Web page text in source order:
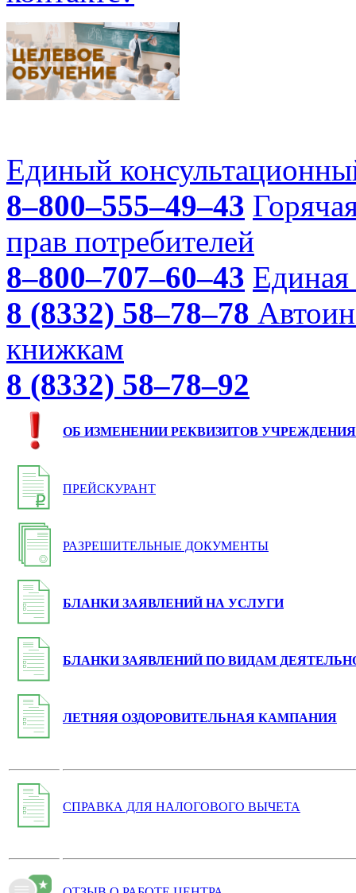
Единый
8–800–555–49–43
прав потребителей
8–800–707–60–43 Единая
8 (8332) 58–78–78
книжкам
8 (8332) 58–78–92
ОБ ИЗМЕНЕНИИ РЕКВИЗИТОВ УЧРЕЖДЕНИЯ
ПРЕЙСКУРАНТ
РАЗРЕШИТЕЛЬНЫЕ ДОКУМЕНТЫ
БЛАНКИ ЗАЯВЛЕНИЙ НА УСЛУГИ
БЛАНКИ ЗАЯВЛЕНИЙ ПО ВИДАМ
ЛЕТНЯЯ ОЗДОРОВИТЕЛЬНАЯ КАМПАНИЯ
СПРАВКА ДЛЯ НАЛОГОВОГО ВЫЧЕТА